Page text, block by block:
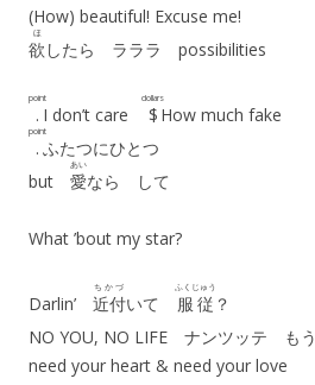
(How) beautiful! Excuse me!
欲
ほ
したら ラララ possibilities
.
point
I don’t care $
dollars
How much fake
.
point
ふたつにひとつ
but 愛
あい
なら して
What ’bout my star?
Darlin’ 近付
ちかづ
いて 服従
ふくじゅう
？
NO YOU, NO LIFE ナンツッテ もう
need your heart & need your love